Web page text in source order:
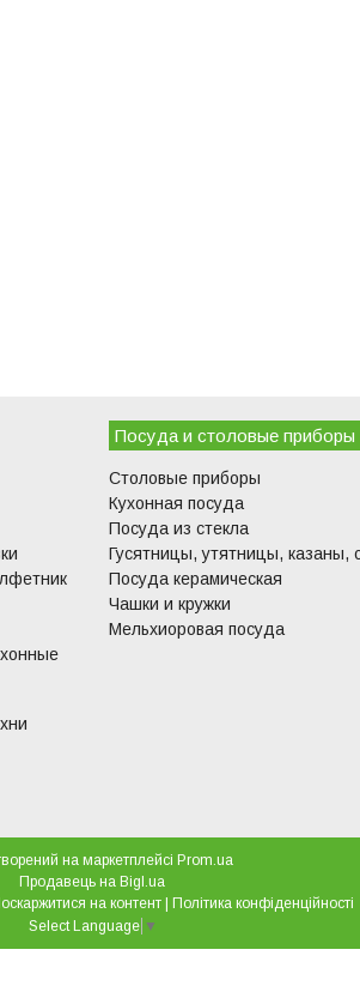
Посуда и столовые приборы
Столовые приборы
Кухонная посуда
Посуда из стекла
Гусятницы, утятницы, казаны,
Посуда керамическая
Чашки и кружки
Мельхиоровая посуда
на маркетплейсі Prom.ua
Продавець на Bigl.ua
на контент
Політика конфіденційності
Select Language ▼